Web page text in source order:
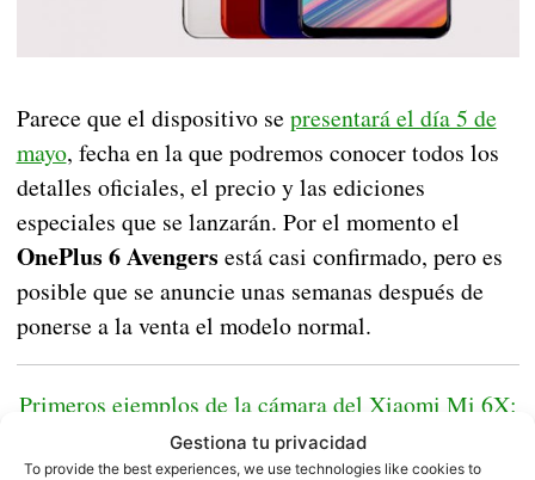
Gestiona tu privacidad
To provide the best experiences, we use technologies like cookies to
Parece que el dispositivo se presentará el día 5 de
mayo, fecha en la que podremos conocer todos los
detalles oficiales, el precio y las ediciones
especiales que se lanzarán. Por el momento el
OnePlus 6 Avengers está casi confirmado, pero es
posible que se anuncie unas semanas después de
ponerse a la venta el modelo normal.
Primeros ejemplos de la cámara del Xiaomi Mi 6X:
un modo retrato muy bueno